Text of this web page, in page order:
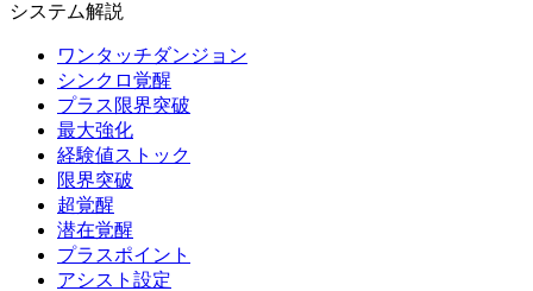
システム解説
ワンタッチダンジョン
シンクロ覚醒
プラス限界突破
最大強化
経験値ストック
限界突破
超覚醒
潜在覚醒
プラスポイント
アシスト設定